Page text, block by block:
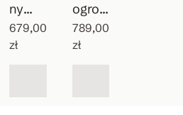
ny
zlewo
zmyw
679,00
zł
ogrod
owy
Vintag
789,00
zł